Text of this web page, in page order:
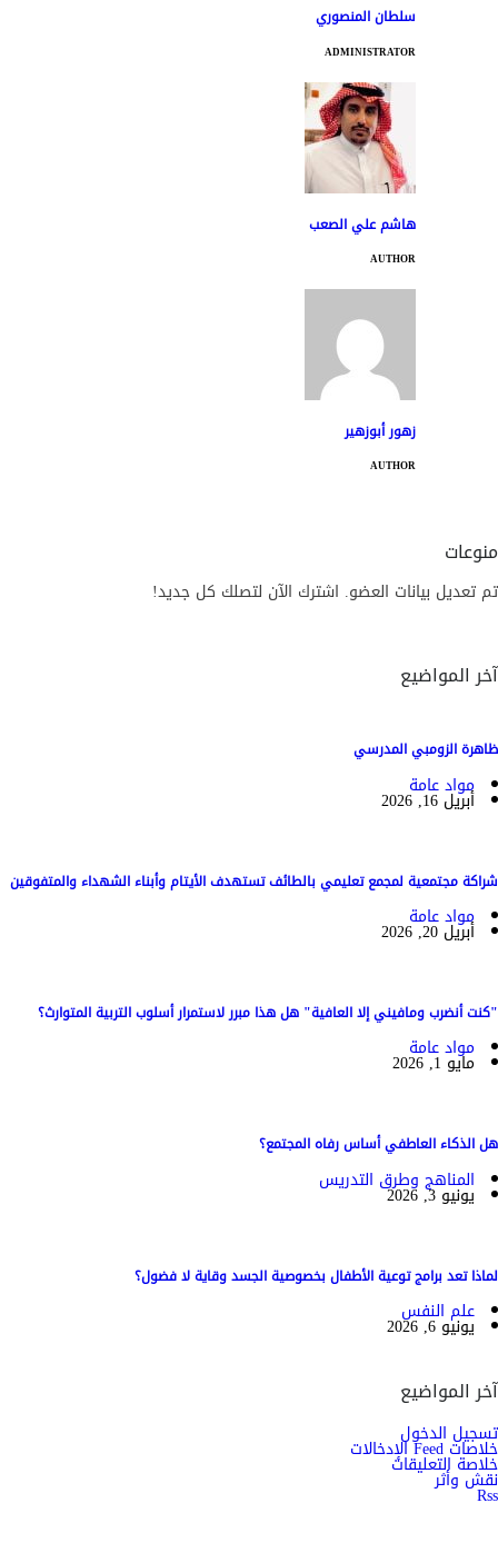
سلطان المنصوري
ADMINISTRATOR
هاشم علي الصعب
AUTHOR
زهور أبوزهير
AUTHOR
منوعات
تم تعديل بيانات العضو. اشترك الآن لتصلك كل جديد!
آخر المواضيع
ظاهرة الزومبي المدرسي
مواد عامة
أبريل 16, 2026
شراكة مجتمعية لمجمع تعليمي بالطائف تستهدف الأيتام وأبناء الشهداء والمتفوقين
مواد عامة
أبريل 20, 2026
"كنت أنضرب ومافيني إلا العافية" هل هذا مبرر لاستمرار أسلوب التربية المتوارث؟
مواد عامة
مايو 1, 2026
هل الذكاء العاطفي أساس رفاه المجتمع؟
المناهج وطرق التدريس
يونيو 3, 2026
لماذا تعد برامج توعية الأطفال بخصوصية الجسد وقاية لا فضول؟
علم النفس
يونيو 6, 2026
آخر المواضيع
تسجيل الدخول
خلاصات Feed الإدخالات
خلاصة التعليقات
نقش وأثر
Rss